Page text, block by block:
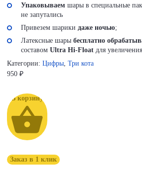
Упаковываем шары в специальные
не запутались
Привезем шарики даже ночью;
Латексные шары бесплатно
составом Ultra Hi-Float для
Категории: Цифры Три кота
950 ₽
Заказ в 1 клик